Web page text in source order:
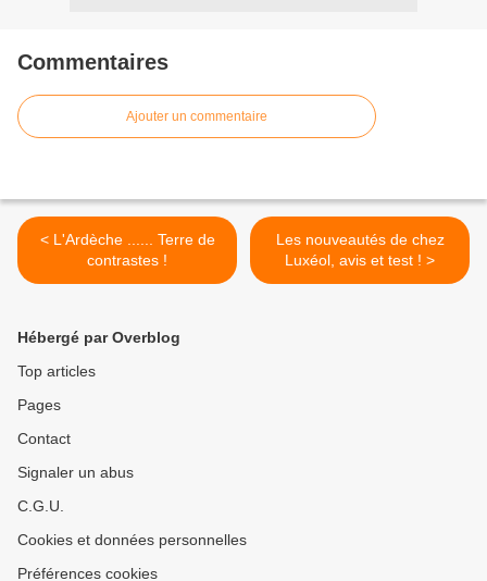
Commentaires
Ajouter un commentaire
< L'Ardèche ...... Terre de
contrastes !
Les nouveautés de chez
Luxéol, avis et test ! >
Hébergé par Overblog
Top articles
Pages
Contact
Signaler un abus
C.G.U.
Cookies et données personnelles
Préférences cookies